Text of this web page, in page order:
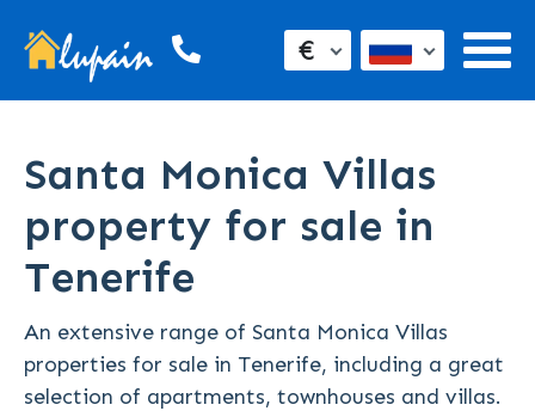
€
Santa Monica Villas
property for sale in
Tenerife
An extensive range of Santa Monica Villas
properties for sale in Tenerife, including a great
selection of apartments, townhouses and villas.